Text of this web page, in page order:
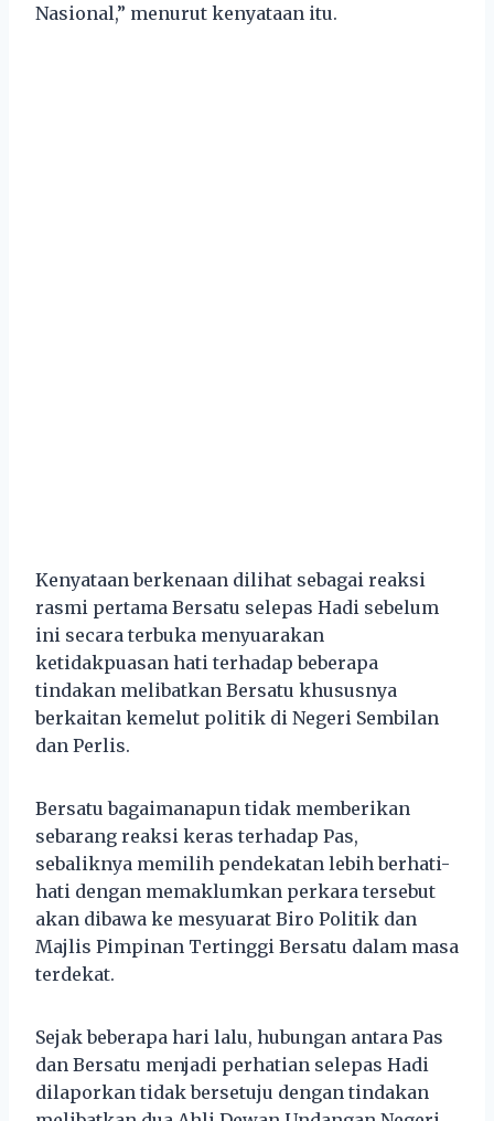
Nasional,” menurut kenyataan itu.
Kenyataan berkenaan dilihat sebagai reaksi
rasmi pertama Bersatu selepas Hadi sebelum
ini secara terbuka menyuarakan
ketidakpuasan hati terhadap beberapa
tindakan melibatkan Bersatu khususnya
berkaitan kemelut politik di Negeri Sembilan
dan Perlis.
Bersatu bagaimanapun tidak memberikan
sebarang reaksi keras terhadap Pas,
sebaliknya memilih pendekatan lebih berhati-
hati dengan memaklumkan perkara tersebut
akan dibawa ke mesyuarat Biro Politik dan
Majlis Pimpinan Tertinggi Bersatu dalam masa
terdekat.
Sejak beberapa hari lalu, hubungan antara Pas
dan Bersatu menjadi perhatian selepas Hadi
dilaporkan tidak bersetuju dengan tindakan